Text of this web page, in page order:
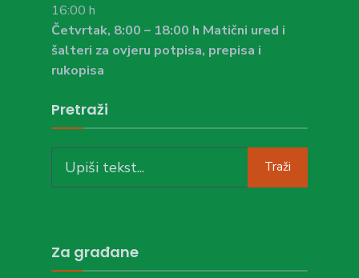
16:00 h
Četvrtak, 8:00 – 18:00 h Matični ured i
šalteri za ovjeru potpisa, prepisa i
rukopisa
Pretraži
for:
Traži
Za građane